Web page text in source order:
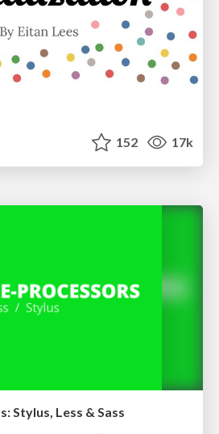
152 17k
Stylus, Less & Sass